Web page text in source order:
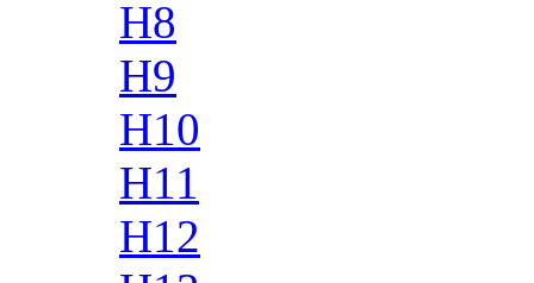
H8
H9
H10
H11
H12